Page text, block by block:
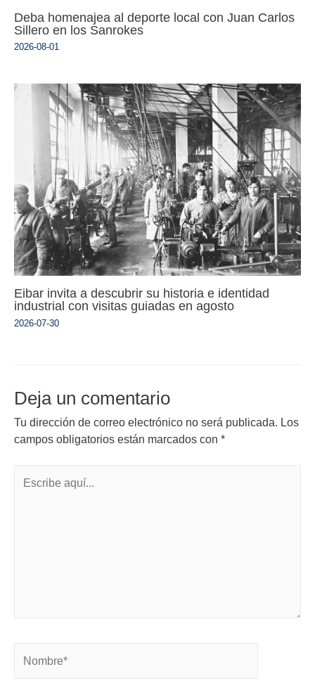
Deba homenajea al deporte local con Juan Carlos
Sillero en los Sanrokes
2026-08-01
Eibar invita a descubrir su historia e identidad
industrial con visitas guiadas en agosto
2026-07-30
Deja un comentario
Tu dirección de correo electrónico no será publicada. Los
campos obligatorios están marcados con *